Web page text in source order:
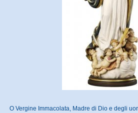
O Vergine Immacolata, Madre di Dio e degli